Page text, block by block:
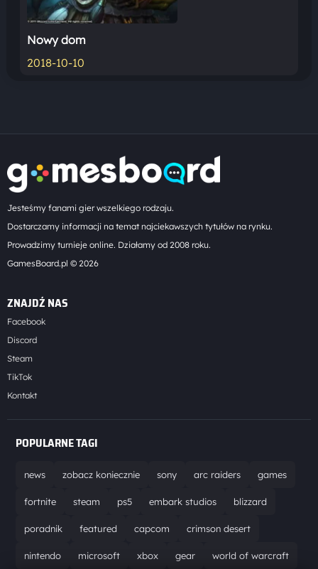
Nowy dom
2018-10-10
Jesteśmy fanami gier wszelkiego rodzaju.
Dostarczamy informacji na temat najciekawszych tytułów na rynku.
Prowadzimy turnieje online. Działamy od 2008 roku.
GamesBoard.pl © 2026
ZNAJDŹ NAS
Facebook
Discord
Steam
TikTok
Kontakt
POPULARNE TAGI
news zobacz koniecznie sony arc raiders games
fortnite steam ps5 embark studios blizzard
poradnik featured capcom crimson desert
nintendo microsoft xbox gear world of warcraft